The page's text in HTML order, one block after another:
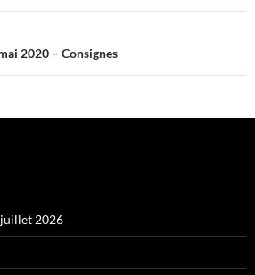
2020 – Consignes
2026